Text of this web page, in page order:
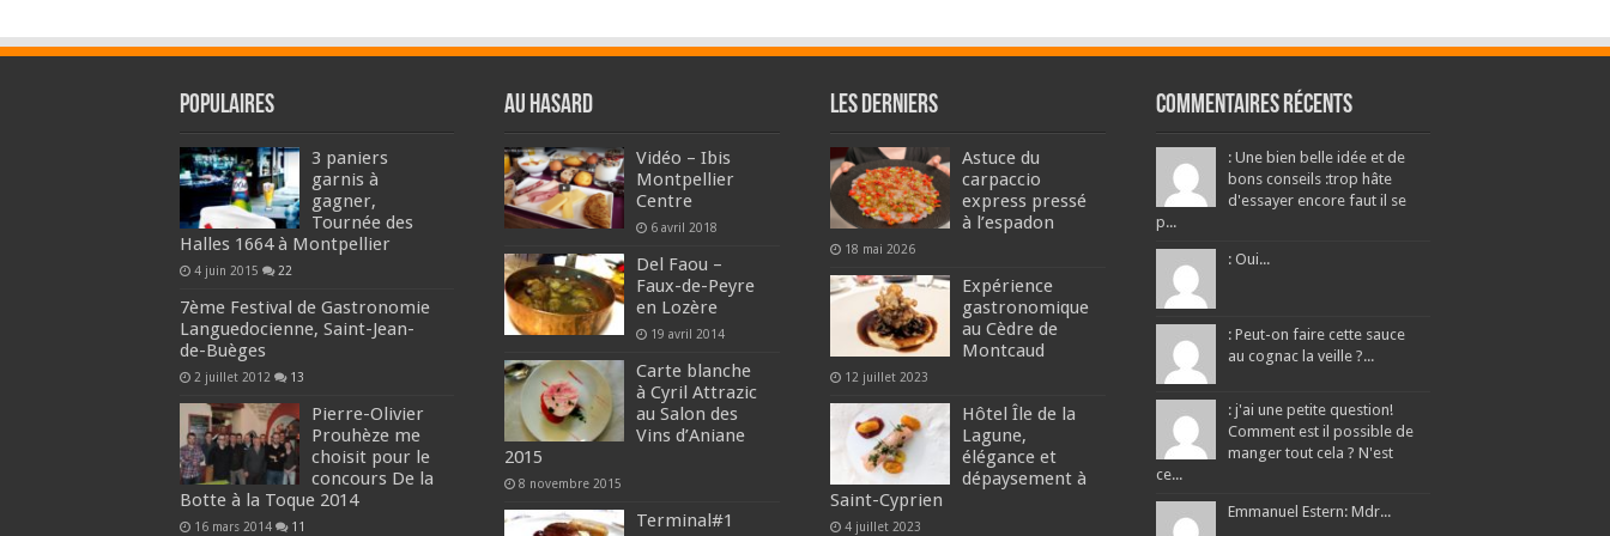
Populaires
3 paniers
garnis à
gagner,
Tournée des
Halles 1664 à Montpellier
4 juin 2015 22
7ème Festival de Gastronomie
Languedocienne, Saint-Jean-
de-Buèges
2 juillet 2012 13
Pierre-Olivier
Prouhèze me
choisit pour le
concours De la
Botte à la Toque 2014
16 mars 2014 11
Au hasard
Vidéo – Ibis
Montpellier
Centre
6 avril 2018
Del Faou –
Faux-de-Peyre
en Lozère
19 avril 2014
Carte blanche
à Cyril Attrazic
au Salon des
Vins d’Aniane
2015
8 novembre 2015
Terminal#1
Les derniers
Astuce du
carpaccio
express pressé
à l’espadon
18 mai 2026
Expérience
gastronomique
au Cèdre de
Montcaud
12 juillet 2023
Hôtel Île de la
Lagune,
élégance et
dépaysement à
Saint-Cyprien
4 juillet 2023
Commentaires récents
: Une bien belle idée et de
bons conseils :trop hâte
d'essayer encore faut il se
p...
: Oui...
: Peut-on faire cette sauce
au cognac la veille ?...
: j'ai une petite question!
Comment est il possible de
manger tout cela ? N'est
ce...
Emmanuel Estern: Mdr...